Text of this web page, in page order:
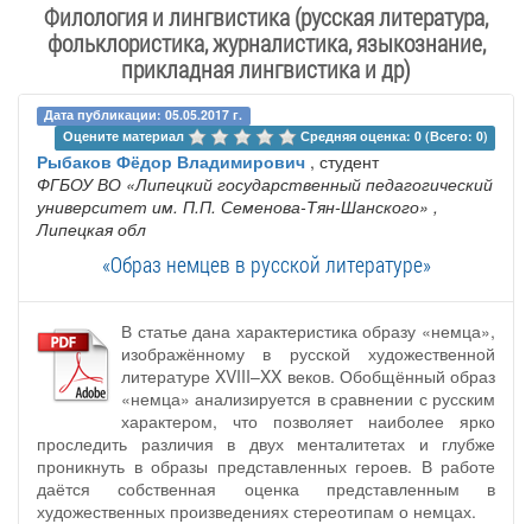
Филология и лингвистика (русская литература,
фольклористика, журналистика, языкознание,
прикладная лингвистика и др)
Дата публикации: 05.05.2017 г.
Оцените материал
Средняя оценка: 0 (Всего: 0)
Рыбаков Фёдор Владимирович , студент
ФГБОУ ВО «Липецкий государственный педагогический
университет им. П.П. Семенова-Тян-Шанского» ,
Липецкая обл
«Образ немцев в русской литературе»
В статье дана характеристика образу «немца»,
изображённому в русской художественной
литературе XVIII–XX веков. Обобщённый образ
«немца» анализируется в сравнении с русским
характером, что позволяет наиболее ярко
проследить различия в двух менталитетах и глубже
проникнуть в образы представленных героев. В работе
даётся собственная оценка представленным в
художественных произведениях стереотипам о немцах.